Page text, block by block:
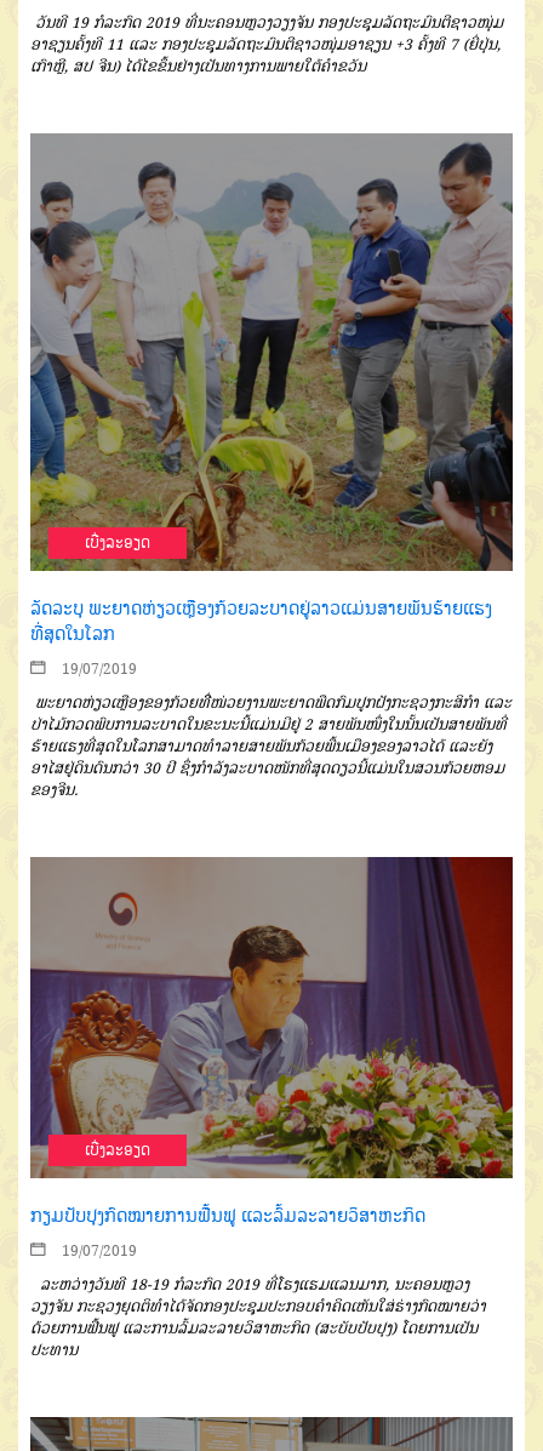
ວັນທີ 19 ກໍລະກົດ 2019 ທີ່ນະຄອນຫຼວງວຽງຈັນ ກອງປະຊຸມລັດຖະມົນຕີຊາວໜຸ່ມ
ອາຊຽນຄັ້ງທີ 11 ແລະ ກອງປະຊຸມລັດຖະມົນຕີຊາວໜຸ່ມອາຊຽນ +3 ຄັ້ງທີ 7 (ຍີ່ປຸ່ນ,
ເກົາຫຼີ, ສປ ຈີນ) ໄດ້ໄຂຂຶ້ນຢ່າງເປັນທາງການພາຍໃຕ້ຄໍາຂວັນ
ເບີ່ງລະອຽດ
ລັດລະບຸ ພະຍາດຫ່ຽວເຫຼືອງກ້ວຍລະບາດຢູ່ລາວແມ່ນສາຍພັນຮ້າຍແຮງ
ທີ່ສຸດໃນໂລກ
19/07/2019
ພະຍາດຫ່ຽວເຫຼືອງຂອງກ້ວຍທີ່ີໜ່ວຍງານພະຍາດພືດກົມປູກຝັງກະຊວງກະສິກຳ ແລະ
ປ່າໄມ້ກວດພົບການລະບາດໃນຂະນະນີ້ແມ່ນມີຢູ່2 ສາຍພັນໜຶ່ງໃນນັ້ນເປັນສາຍພັນທີ່
ຮ້າຍແຮງທີ່ສຸດໃນໂລກສາມາດທຳລາຍສາຍພັນກ້ວຍພື້ນເມືອງຂອງລາວໄດ້ ແລະຍັງ
ອາໄສຢູ່ດິນດົນກວ່າ 30 ປີ ຊຶ່ງກຳລັງລະບາດໜັກທີ່ສຸດດຽວນີ້ແມ່ນໃນສວນກ້ວຍຫອມ
ຂອງຈີນ.
ເບີ່ງລະອຽດ
ກຽມປັບປຸງກົດໝາຍການຟື້ນຟູ ແລະລົ້ມລະລາຍວິສາຫະກິດ
19/07/2019
ລະຫວ່າງວັນທີ18-19ກໍລະກົດ2019 ທີ່ໂຮງແຮມແລນມາກ, ນະຄອນຫຼວງ
ວຽງຈັນ ກະຊວງຍຸດຕິທຳໄດ້ຈັດກອງປະຊຸມປະກອບຄຳຄິດເຫັນໃສ່ຮ່າງກົດໝາຍວ່າ
ດ້ວຍການຟື້ນຟູ ແລະການລົ້ມລະລາຍວິສາຫະກິດ(ສະບັບປັບປຸງ) ໂດຍການເປັນ
ປະທານ